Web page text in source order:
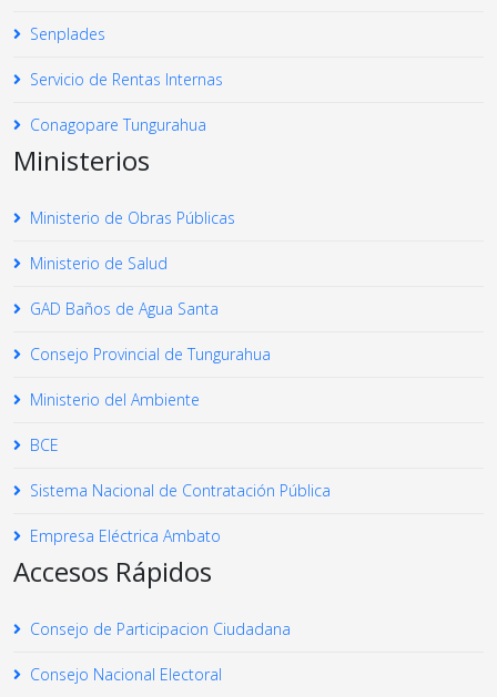
Senplades
Servicio de Rentas Internas
Conagopare Tungurahua
Ministerios
Ministerio de Obras Públicas
Ministerio de Salud
GAD Baños de Agua Santa
Consejo Provincial de Tungurahua
Ministerio del Ambiente
BCE
Sistema Nacional de Contratación Pública
Empresa Eléctrica Ambato
Accesos Rápidos
Consejo de Participacion Ciudadana
Consejo Nacional Electoral